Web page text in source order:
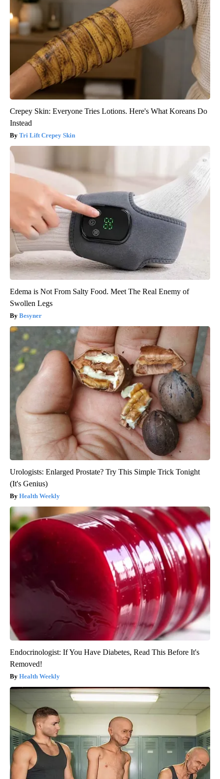
Crepey Skin: Everyone Tries Lotions. Here's What Koreans Do
Instead
Tri Lift Crepey Skin
Edema is Not From Salty Food. Meet The Real Enemy of
Swollen Legs
Besyner
Urologists: Enlarged Prostate? Try This Simple Trick Tonight
(It's Genius)
Health Weekly
Endocrinologist: If You Have Diabetes, Read This Before It's
Removed!
Health Weekly